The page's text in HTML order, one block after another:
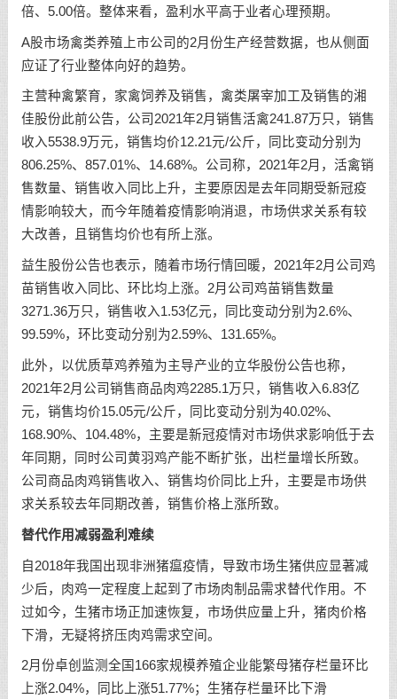
倍、5.00倍。整体来看，盈利水平高于业者心理预期。
A股市场禽类养殖上市公司的2月份生产经营数据，也从侧面
应证了行业整体向好的趋势。
主营种禽繁育，家禽饲养及销售，禽类屠宰加工及销售的湘
佳股份此前公告，公司2021年2月销售活禽241.87万只，销售
收入5538.9万元，销售均价12.21元/公斤，同比变动分别为
806.25%、857.01%、14.68%。公司称，2021年2月，活禽销
售数量、销售收入同比上升，主要原因是去年同期受新冠疫
情影响较大，而今年随着疫情影响消退，市场供求关系有较
大改善，且销售均价也有所上涨。
益生股份公告也表示，随着市场行情回暖，2021年2月公司鸡
苗销售收入同比、环比均上涨。2月公司鸡苗销售数量
3271.36万只，销售收入1.53亿元，同比变动分别为2.6%、
99.59%，环比变动分别为2.59%、131.65%。
此外，以优质草鸡养殖为主导产业的立华股份公告也称，
2021年2月公司销售商品肉鸡2285.1万只，销售收入6.83亿
元，销售均价15.05元/公斤，同比变动分别为40.02%、
168.90%、104.48%，主要是新冠疫情对市场供求影响低于去
年同期，同时公司黄羽鸡产能不断扩张，出栏量增长所致。
公司商品肉鸡销售收入、销售均价同比上升，主要是市场供
求关系较去年同期改善，销售价格上涨所致。
替代作用减弱盈利难续
自2018年我国出现非洲猪瘟疫情，导致市场生猪供应显著减
少后，肉鸡一定程度上起到了市场肉制品需求替代作用。不
过如今，生猪市场正加速恢复，市场供应量上升，猪肉价格
下滑，无疑将挤压肉鸡需求空间。
2月份卓创监测全国166家规模养殖企业能繁母猪存栏量环比
上涨2.04%，同比上涨51.77%；生猪存栏量环比下滑